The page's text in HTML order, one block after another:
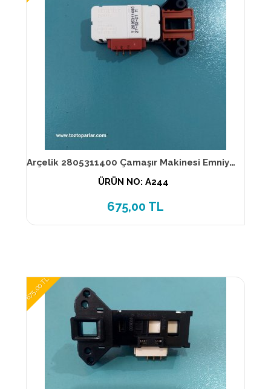
Arçelik 2805311400 Çamaşır Makinesi Emniyet kilidi
ÜRÜN NO: A244
675,00 TL
675,00 TL